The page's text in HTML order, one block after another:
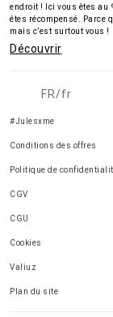
endroit ! Ici vous êtes au
êtes récompensé. Parce
mais c’est surtout vous !
Découvrir
FR/fr
#Julesxme
Conditions des offres
Politique de
CGV
CGU
Cookies
Valiuz
Plan du site